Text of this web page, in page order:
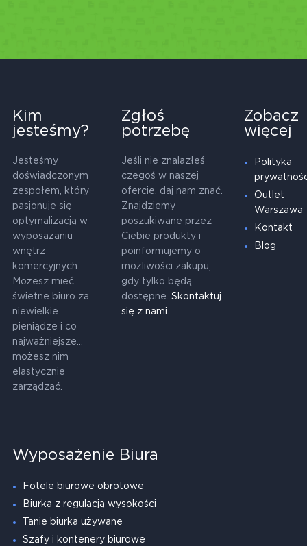
Kim
jesteśmy?
Jesteśmy
doświadczonym
zespołem, który
pasjonuje się
optymalizacją w
wyposażaniu
wnętrz
komercyjnych.
Możesz mieć
świetne biuro za
niewielkie
pieniądze i co
najważniejsze...
możesz nim
elastycznie
zarządzać.
Zgłoś
potrzebę
Jeśli nie znalazłeś
czegoś w naszej
ofercie, daj nam znać.
Znajdziemy
poszukiwane przez
Ciebie produkty i
poinformujemy o
możliwości zakupu,
gdy tylko będą
dostępne. Skontaktuj
się z nami.
Zobacz
więcej
Polityka
Outlet
Warszawa
Kontakt
Blog
Wyposażenie Biura
Fotele biurowe obrotowe
Biurka z regulacją wysokości
Tanie biurka używane
Szafy i kontenery biurowe